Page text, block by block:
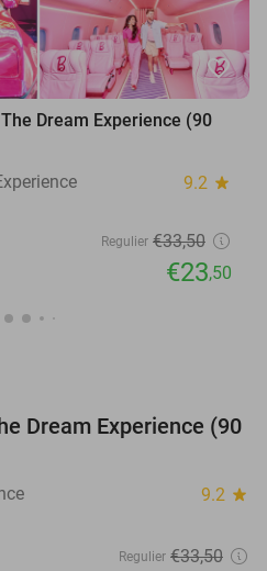
favorite_border
Dream Experience (90
9.2 star
Regulier €33,50
€23,50
30%
Dream Experience (90
9.2 star
Regulier €33,50